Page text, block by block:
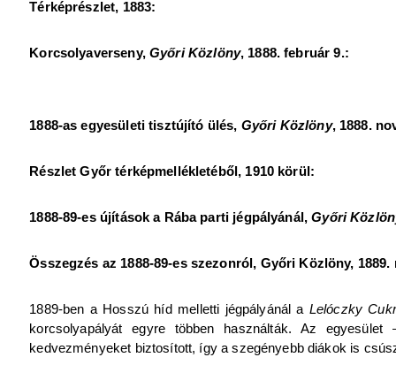
Térképrészlet, 1883:
Korcsolyaverseny, Győri Közlöny, 1888. február 9.:
1888-as egyesületi tisztújító ülés, Győri Közlöny, 1888.
Részlet Győr térképmellékletéből, 1910 körül:
1888-89-es újítások a Rába parti jégpályánál,Győri
Összegzés az 1888-89-es szezonról, Győri Közlöny, 1889.
1889-ben a Hosszú híd melletti jégpályánál a Lelóczky
korcsolyapályát egyre többen használták. Az
kedvezményeket biztosított, így a szegényebb diákok is